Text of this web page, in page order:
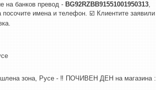
на банков превод - BG92RZBB91551001950313,
имена и телефон. ☑️ Клиентите заявили
зона, Русе - ‼️ ПОЧИВЕН ДЕН на магазина :